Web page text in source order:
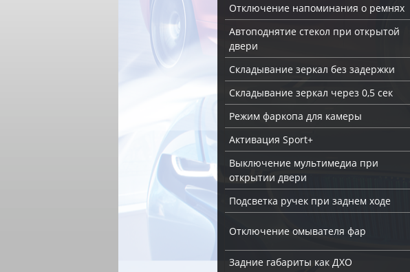
Отключение напоминания о ремнях
Автоподнятие стекол при открытой
двери
Складывание зеркал без задержки
Складывание зеркал через 0,5 сек
Режим фаркопа для камеры
Активация Sport+
Выключение мультимедиа при
открытии двери
Подсветка ручек при заднем ходе
Отключение омывателя фар
Задние габариты как ДХО